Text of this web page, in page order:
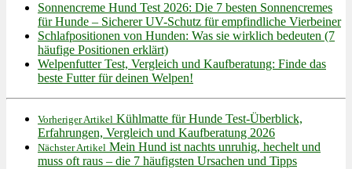
Sonnencreme Hund Test 2026: Die 7 besten Sonnencremes
für Hunde – Sicherer UV-Schutz für empfindliche Vierbeiner
Schlafpositionen von Hunden: Was sie wirklich bedeuten (7
häufige Positionen erklärt)
Welpenfutter Test, Vergleich und Kaufberatung: Finde das
beste Futter für deinen Welpen!
Vorheriger Artikel Kühlmatte für Hunde Test-Überblick,
Erfahrungen, Vergleich und Kaufberatung 2026
Nächster Artikel Mein Hund ist nachts unruhig, hechelt und
muss oft raus – die 7 häufigsten Ursachen und Tipps